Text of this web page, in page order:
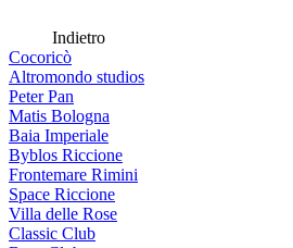
Indietro
Cocoricò
Altromondo studios
Peter Pan
Matis Bologna
Baia Imperiale
Byblos Riccione
Frontemare Rimini
Space Riccione
Villa delle Rose
Classic Club